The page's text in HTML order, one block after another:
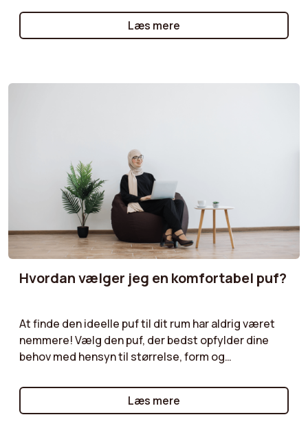
en læsekrog, et afslapningsområde eller som et
dekorativt element, kan du finde den perfekte puf,
Læs mere
Hvordan vælger jeg en komfortabel puf?
At finde den ideelle puf til dit rum har aldrig været
nemmere! Vælg den puf, der bedst opfylder dine
behov med hensyn til størrelse, form og
opbevaringspuf... vores guider giver dig praktiske
råd til at vælge den puf, der vil supplere dine møbler
Læs mere